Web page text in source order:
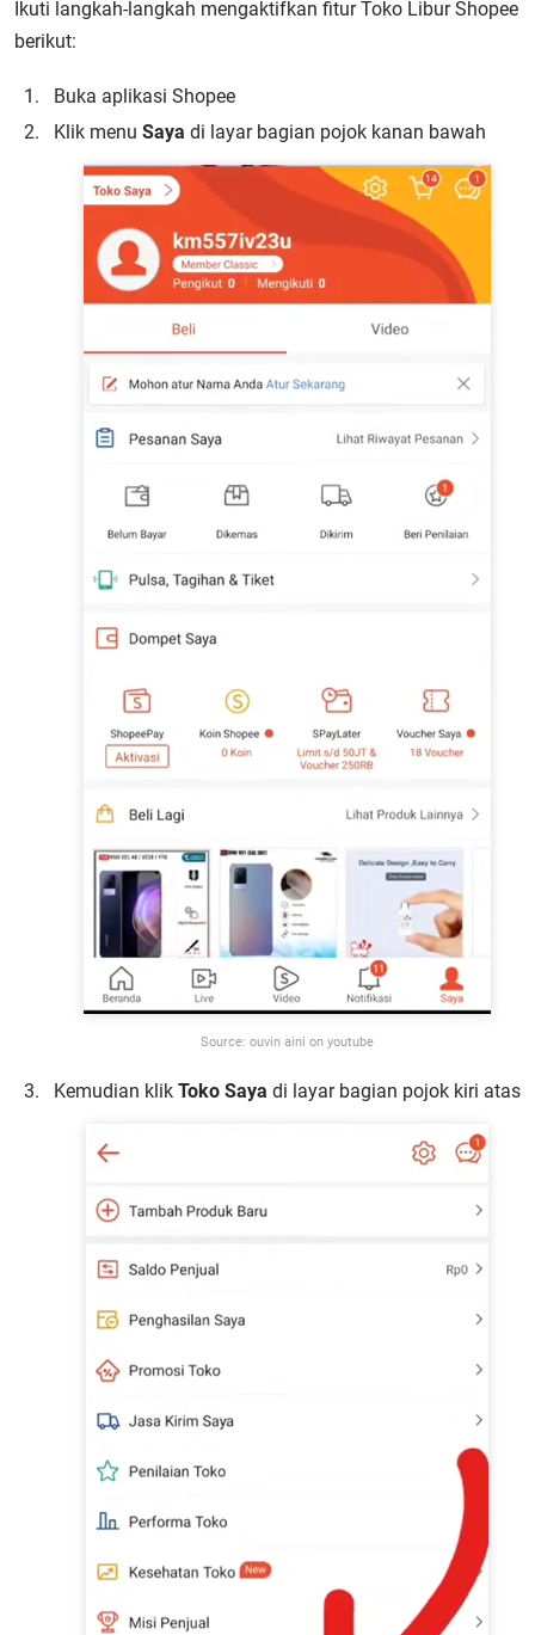
Ikuti langkah-langkah mengaktifkan fitur Toko Libur Shopee
berikut:
Buka aplikasi Shopee
Klik menu Saya di layar bagian pojok kanan bawah
Source: ouvin aini on youtube
Kemudian klik Toko Saya di layar bagian pojok kiri atas